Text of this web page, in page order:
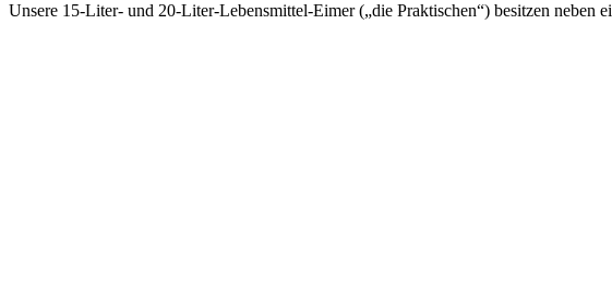
Unsere 15-Liter- und 20-Liter-Lebensmittel-Eimer („die Praktischen“) besitzen